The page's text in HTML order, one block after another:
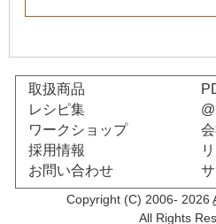
取扱商品
レシピ集
ワークショップ
採用情報
お問い合わせ
Copyright (C) 2006- 2026
All Rights